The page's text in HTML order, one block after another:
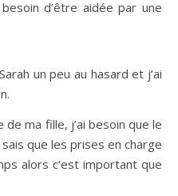
d’être aidée par une
un peu au hasard et j’ai
de ma fille, j’ai besoin que le
que les prises en charge
alors c’est important que